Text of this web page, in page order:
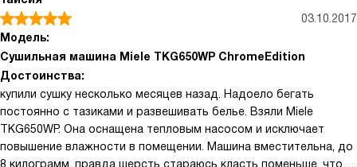
03.10.2017
Модель:
Сушильная машина Miele TKG650WP ChromeEdition
Достоинства:
купили сушку несколько месяцев назад. Надоело бегать
постоянно с тазиками и развешивать белье. Взяли Miele
TKG650WP. Она оснащена тепловым насосом и исключает
повышение влажности в помещении. Машина вместительна, до
8 килограмм, правда шерсть стараюсь класть поменьше, чтоб